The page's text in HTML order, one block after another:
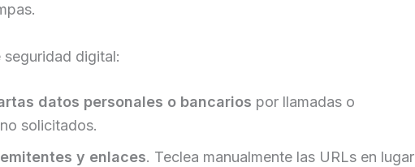
seguridad digital:
datos personales o bancarios por llamadas o
solicitados.
y enlaces. Teclea manualmente las URLs en lugar